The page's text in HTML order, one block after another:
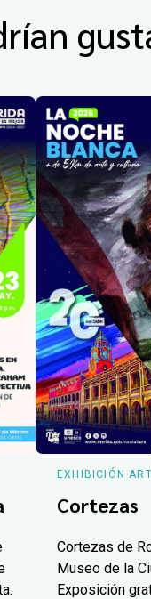
EXHIBICIÓN
Cortezas
Cortezas de
Museo de la
Exposición